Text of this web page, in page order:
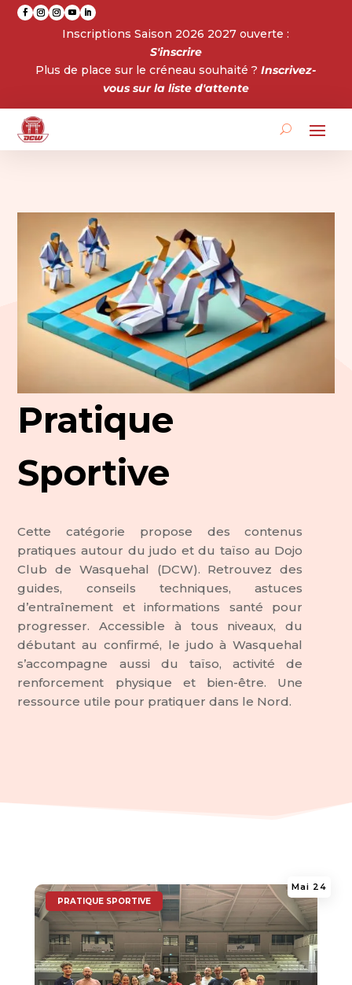
Inscriptions Saison 2026 2027 ouverte :
S'inscrire
Plus de place sur le créneau souhaité ?Inscrivez-
vous sur la liste d'attente
Pratique
Sportive
Cette catégorie propose des contenus
pratiques autour du judo et du taïso au Dojo
Club de Wasquehal (DCW). Retrouvez des
guides, conseils techniques, astuces
d’entraînement et informations santé pour
progresser. Accessible à tous niveaux, du
débutant au confirmé, le judo à Wasquehal
s’accompagne aussi du taïso, activité de
renforcement physique et bien-être. Une
ressource utile pour pratiquer dans le Nord.
Mai 24
PRATIQUE SPORTIVE